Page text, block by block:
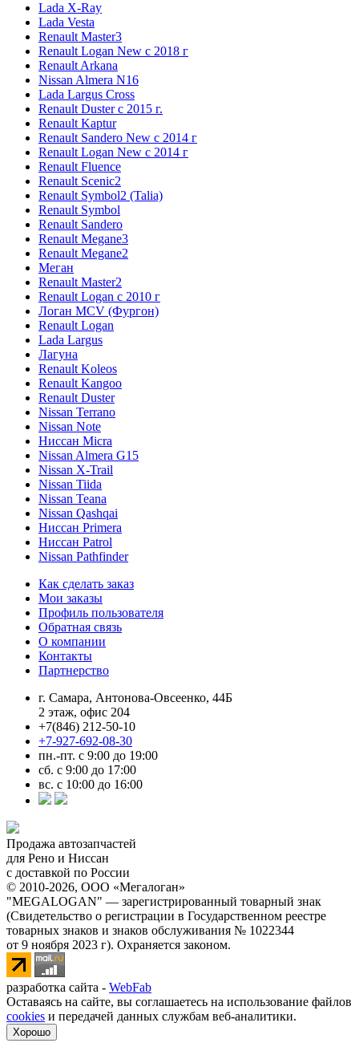
Lada X-Ray
Lada Vesta
Renault Master3
Renault Logan New с 2018 г
Renault Arkana
Nissan Almera N16
Lada Largus Cross
Renault Duster с 2015 г.
Renault Kaptur
Renault Sandero New с 2014 г
Renault Logan New с 2014 г
Renault Fluence
Renault Scenic2
Renault Symbol2 (Talia)
Renault Symbol
Renault Sandero
Renault Megane3
Renault Megane2
Меган
Renault Master2
Renault Logan c 2010 г
Логан МСV (Фургон)
Renault Logan
Lada Largus
Лагуна
Renault Koleos
Renault Kangoo
Renault Duster
Nissan Terrano
Nissan Note
Ниссан Micra
Nissan Almera G15
Nissan X-Trail
Nissan Tiida
Nissan Teana
Nissan Qashqai
Ниссан Primera
Ниссан Patrol
Nissan Pathfinder
Как сделать заказ
Мои заказы
Профиль пользователя
Обратная связь
О компании
Контакты
Партнерство
г. Самара, Антонова-Овсеенко, 44Б
2 этаж, офис 204
+7(846) 212-50-10
+7-927-692-08-30
пн.-пт. с 9:00 до 19:00
сб. с 9:00 до 17:00
вс. с 10:00 до 16:00
Продажа автозапчастей
для Рено и Ниссан
с доставкой по России
© 2010-2026, ООО «Мегалоган»
"MEGALOGAN" — зарегистрированный товарный знак
(Свидетельство о регистрации в Государственном реестре
товарных знаков и знаков обслуживания № 1022344
от 9 ноября 2023 г). Охраняется законом.
разработка сайта - WebFab
Оставаясь на сайте, вы соглашаетесь на использование файлов
cookies и передачей данных службам веб-аналитики.
Хорошо